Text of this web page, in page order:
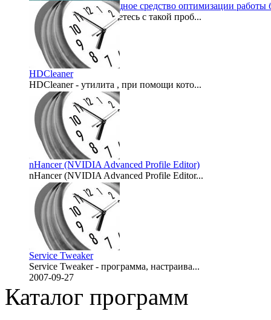
Battery optimizer – мощное средство оптимизации работы
Часто ли вы сталкиваетесь с такой проб...
2011-06-17
HDCleaner
HDCleaner - утилита , при помощи кото...
2007-10-16
nHancer (NVIDIA Advanced Profile Editor)
nHancer (NVIDIA Advanced Profile Editor...
2007-10-07
Service Tweaker
Service Tweaker - программа, настраива...
2007-09-27
Каталог программ